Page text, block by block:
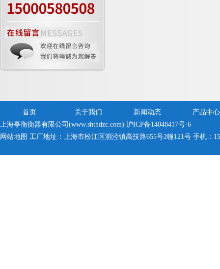
首页 关于我们 新闻动态
产品中心
上海亭衡衡器有限公司(www.shthdzc.com) 沪ICP备14048417号-6
网站地图 工厂地址：上海市松江区泗泾镇高技路655号2幢121号 手机：